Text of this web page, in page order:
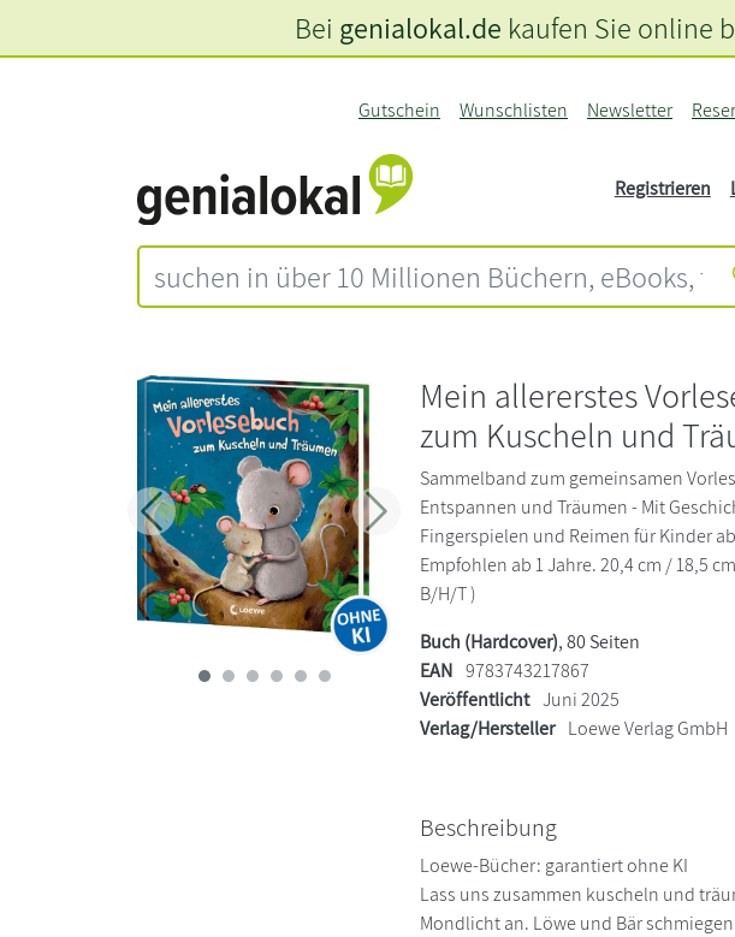
Gutschein Wunschlisten Newsletter
Registrieren
Bei genialokal.de kaufen Sie online
Zurück Weiter
Mein allererstes
zum Kuscheln und
Sammelband zum gemeinsamen
Entspannen und Träumen - Mit
Fingerspielen und Reimen für Kinder
Empfohlen ab 1 Jahre. 20,4 cm / 18,5
B/H/T )
Buch (Hardcover), 80 Seiten
EAN 9783743217867
Veröffentlicht Juni 2025
Verlag/Hersteller Loewe Verlag GmbH
Beschreibung
Loewe-Bücher: garantiert ohne KI
Lass uns zusammen kuscheln und
Mondlicht an. Löwe und Bär